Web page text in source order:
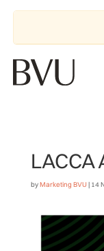
byMarketing BVU | 14